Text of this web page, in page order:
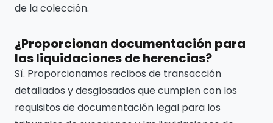
de la colección.
¿Proporcionan documentación para
las liquidaciones de herencias?
Sí. Proporcionamos recibos de transacción
detallados y desglosados que cumplen con los
requisitos de documentación legal para los